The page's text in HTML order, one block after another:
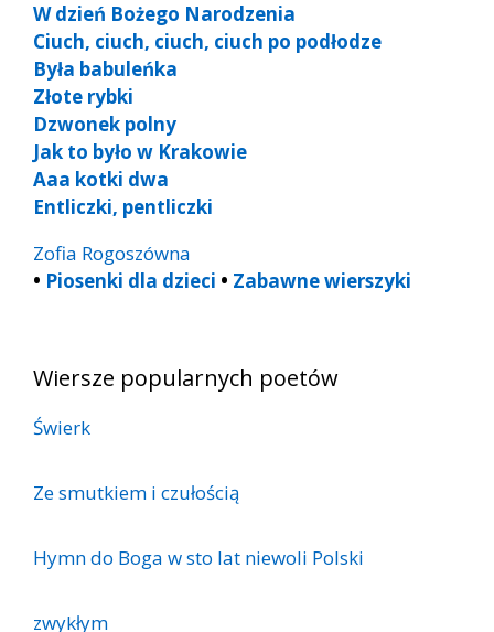
W dzień Bożego Narodzenia
Ciuch, ciuch, ciuch, ciuch po podłodze
Była babuleńka
Złote rybki
Dzwonek polny
Jak to było w Krakowie
Aaa kotki dwa
Entliczki, pentliczki
Zofia Rogoszówna
• Piosenki dla dzieci • Zabawne wierszyki
Wiersze popularnych poetów
Świerk
Ze smutkiem i czułością
Hymn do Boga w sto lat niewoli Polski
zwykłym